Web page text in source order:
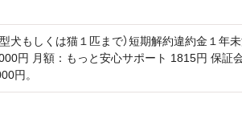
犬もしくは猫１匹まで）短期解約違約金１年
円 月額：もっと安心サポート 1815円 保証
円。